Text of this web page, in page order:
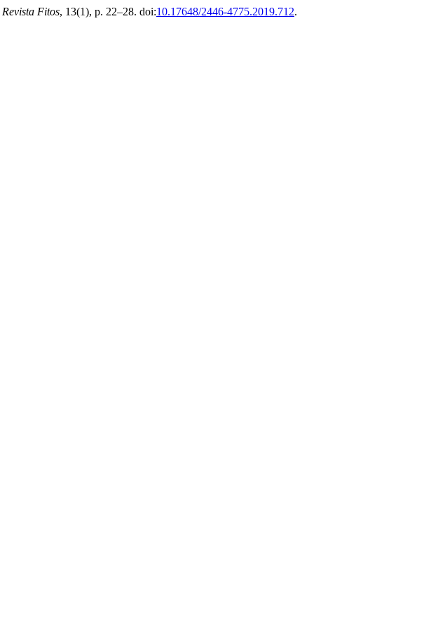
Revista Fitos, 13(1), p. 22–28. doi:10.17648/2446-4775.2019.712.